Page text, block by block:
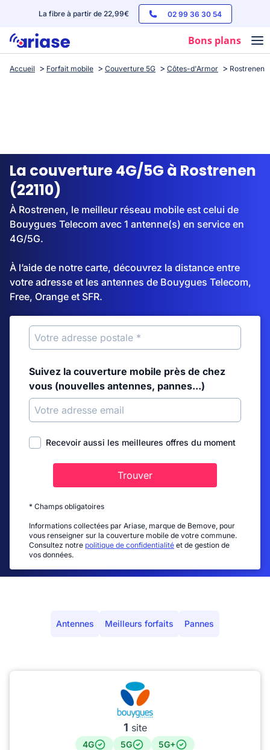
La fibre à partir de 22,99€ 02 99 36 30 54
Bons plans
Box internet
Streaming
Accueil Forfait mobile Couverture 5G Côtes-d'Armor Rostrenen
La couverture 4G/5G à Rostrenen
(22110)
À Rostrenen, le meilleur réseau mobile est celui de
Bouygues Telecom avec 1 antenne(s) en service en
4G/5G.
À l’aide de notre carte, découvrez la distance entre
votre adresse et les antennes de Bouygues Telecom,
Free, Orange et SFR.
Suivez la couverture mobile près de chez
vous (nouvelles antennes, pannes...)
Recevoir aussi les meilleures offres du moment
Trouver
* Champs obligatoires
Informations collectées par Ariase, marque de Bemove, pour
vous renseigner sur la couverture mobile de votre commune.
Consultez notre politique de confidentialité et de gestion de
vos données.
Antennes Meilleurs forfaits Pannes
1 site
4G 5G
5G+